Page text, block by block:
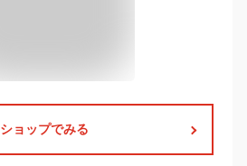
ショップでみる